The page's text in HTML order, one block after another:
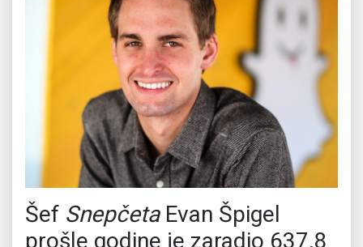
Šef SnepčetaEvan Špigel
prošle godine je zaradio 637,8